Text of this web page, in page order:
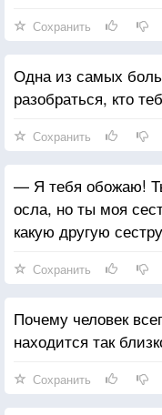
Сохранить
Одна из самых
разобраться, кто
Сохранить
— Я тебя обожаю!
осла, но ты моя
какую другую
Сохранить
Почему человек
находится так
Сохранить